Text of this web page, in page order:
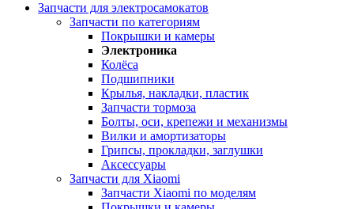
Запчасти для электросамокатов
Запчасти по категориям
Покрышки и камеры
Электроника
Колёса
Подшипники
Крылья, накладки, пластик
Запчасти тормоза
Болты, оси, крепежи и механизмы
Вилки и амортизаторы
Грипсы, прокладки, заглушки
Аксессуары
Запчасти для Xiaomi
Запчасти Xiaomi по моделям